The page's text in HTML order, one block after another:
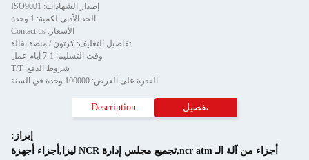
إصدار الشهادات: ISO9001
الحد الأدنى لكمية: 1 وحدة
تفاصيل التغليف: كرتون / منصة نقالة
وقت التسليم: 1-7 أيام عمل
شروط الدفع: T/T
القدرة على العرض: 100000 وحدة في السنة
Description
أجزاء من آلة الـ ncr atm,تجميع مجلس إدارة NCR ليزا,أجزاء أجهزة